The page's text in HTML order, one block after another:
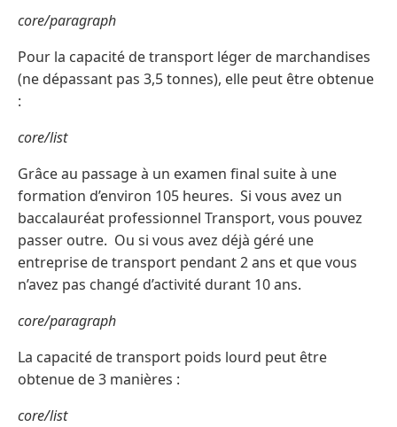
core/paragraph
Pour la capacité de transport léger de marchandises
(ne dépassant pas 3,5 tonnes), elle peut être obtenue
:
core/list
Grâce au passage à un examen final suite à une
formation d’environ 105 heures. Si vous avez un
baccalauréat professionnel Transport, vous pouvez
passer outre. Ou si vous avez déjà géré une
entreprise de transport pendant 2 ans et que vous
n’avez pas changé d’activité durant 10 ans.
core/paragraph
La capacité de transport poids lourd peut être
obtenue de 3 manières :
core/list